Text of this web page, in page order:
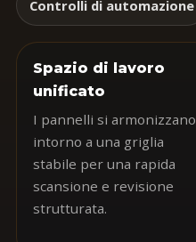
Controlli di automazione
Spazio di lavoro
unificato
I pannelli si armonizzano
intorno a una griglia
stabile per una rapida
scansione e revisione
strutturata.